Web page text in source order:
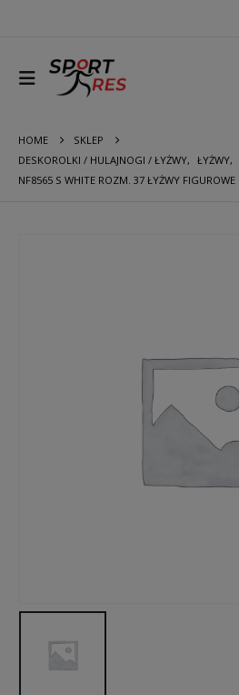
HOME
SKLEP
DESKOROLKI / HULAJNOGI / ŁYŻWY, ŁYŻWY,
NF8565 S WHITE ROZM. 37 ŁYŻWY FIGUROWE